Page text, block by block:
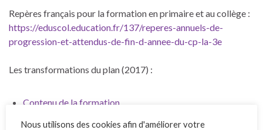
Repères français pour la formation en primaire et au collège :
https://eduscol.education.fr/137/reperes-annuels-de-
progression-et-attendus-de-fin-d-annee-du-cp-la-3e
Les transformations du plan (2017) :
Contenu de la formation
Document pour l’enseignant
Nous utilisons des cookies afin d'améliorer votre